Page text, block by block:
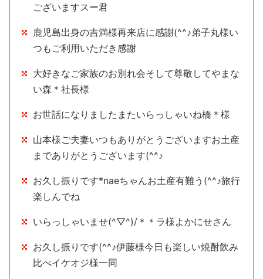
ございますスー君
鹿児島出身の吉満様再来店に感謝(^^♪弟子丸様い
つもご利用いただき感謝
大好きなご家族のお別れ会そして尊敬してやまな
い森＊社長様
お世話になりましたまたいらっしゃいね橋＊様
山本様ご夫妻いつもありがとうございますお土産
までありがとうございます(^^♪
お久し振りです*naeちゃんお土産有難う(^^♪旅行
楽しんでね
いらっしゃいませ(^▽^)/＊＊ラ様よかにせさん
お久し振りです(^^♪伊藤様今日も楽しい焼酎飲み
比べイケオジ様一同